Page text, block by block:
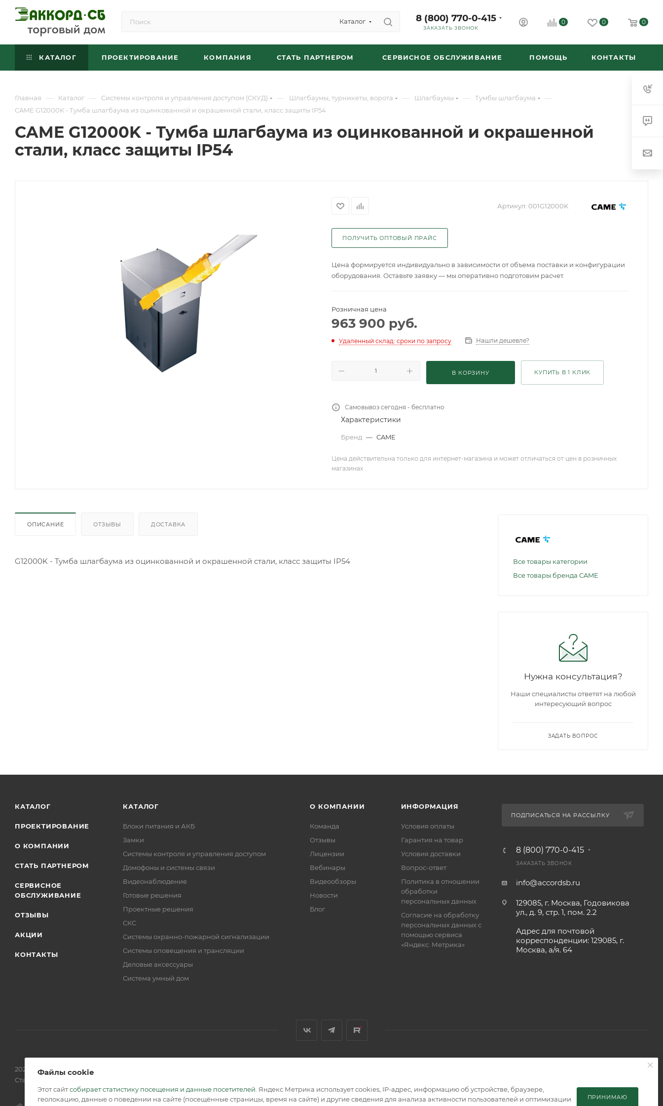
Каталог 8 (800) 770-0-415
ЗАКАЗАТЬ ЗВОНОК
0 0 0
КАТАЛОГ ПРОЕКТИРОВАНИЕ КОМПАНИЯ СТАТЬ ПАРТНЕРОМ СЕРВИСНОЕ ОБСЛУЖИВАНИЕ ПОМОЩЬ КОНТАКТЫ
Главная — Каталог — Системы контроля и управления доступом (СКУД) — Шлагбаумы, турникеты, ворота — Шлагбаумы — Тумбы шлагбаума —
CAME G12000K - Тумба шлагбаума из оцинкованной и окрашенной стали, класс защиты IP54
CAME G12000K - Тумба шлагбаума из оцинкованной и окрашенной
стали, класс защиты IP54
Артикул: 001G12000K
ПОЛУЧИТЬ ОПТОВЫЙ ПРАЙС
Цена формируется индивидуально в зависимости от объема поставки и конфигурации
оборудования. Оставьте заявку — мы оперативно подготовим расчет.
Розничная цена
963 900 руб.
Удаленный склад: сроки по запросу Нашли дешевле?
В КОРЗИНУ КУПИТЬ В 1 КЛИК
Самовывоз сегодня - бесплатно
Характеристики
Бренд — CAME
Цена действительна только для интернет-магазина и может отличаться от цен в розничных
магазинах .
ОПИСАНИЕ ОТЗЫВЫ ДОСТАВКА
G12000K - Тумба шлагбаума из оцинкованной и окрашенной стали, класс защиты IP54
Все товары категории
Все товары бренда CAME
Нужна консультация?
Наши специалисты ответят на любой
интересующий вопрос
ЗАДАТЬ ВОПРОС
КАТАЛОГ
ПРОЕКТИРОВАНИЕ
О КОМПАНИИ
СТАТЬ ПАРТНЕРОМ
СЕРВИСНОЕ
ОБСЛУЖИВАНИЕ
ОТЗЫВЫ
АКЦИИ
КОНТАКТЫ
КАТАЛОГ
Блоки питания и АКБ
Замки
Системы контроля и управления доступом
Домофоны и системы связи
Видеонаблюдение
Готовые решения
Проектные решения
СКС
Системы охранно-пожарной сигнализации
Системы оповещения и трансляции
Деловые аксессуары
Система умный дом
О КОМПАНИИ
Команда
Отзывы
Лицензии
Вебинары
Видеообзоры
Новости
Блог
ИНФОРМАЦИЯ
Условия оплаты
Гарантия на товар
Условия доставки
Вопрос-ответ
Политика в отношении
обработки
персональных данных
Согласие на обработку
персональных данных с
помощью сервиса
«Яндекс. Метрика»
ПОДПИСАТЬСЯ НА РАССЫЛКУ
8 (800) 770-0-415
ЗАКАЗАТЬ ЗВОНОК
info@accordsb.ru
129085, г. Москва, Годовикова
ул., д. 9, стр. 1, пом. 2.2
Адрес для почтовой
корреспонденции: 129085, г.
Москва, а/я. 64
2026 © Обращаем Ваше внимание на то, что вся информация, размещенная на сайте, носит информационный характер и не является публичной офертой, определяемой положениями
Статьи 437 (2) ГК РФ.
Файлы cookie
Этот сайтсобирает статистику посещения и данные посетителей . Яндекс Метрика использует cookies, IP-адрес, информацию об устройстве, браузере,
геолокацию, данные о поведении на сайте (посещённые страницы, время на сайте) и другие сведения для анализа активности пользователей и оптимизации
ПРИНИМАЮ